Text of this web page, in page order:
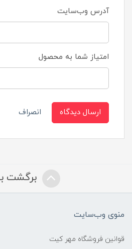
آدرس وب‌سایت
امتیاز شما به محصول
ارسال دیدگاه انصراف
برگشت
منوی وب‌سایت
قوانین فروشگاه مهر کیت